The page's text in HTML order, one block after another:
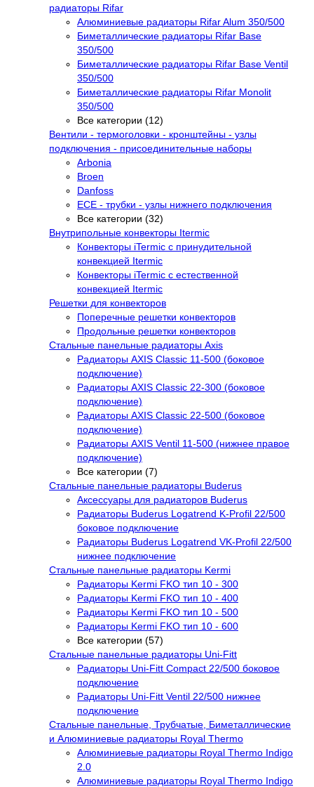
радиаторы Rifar
Алюминиевые радиаторы Rifar Alum 350/500
Биметаллические радиаторы Rifar Base
350/500
Биметаллические радиаторы Rifar Base Ventil
350/500
Биметаллические радиаторы Rifar Monolit
350/500
Все категории (12)
Вентили - термоголовки - кронштейны - узлы
подключения - присоединительные наборы
Arbonia
Broen
Danfoss
ECE - трубки - узлы нижнего подключения
Все категории (32)
Внутрипольные конвекторы Itermic
Конвекторы iTermic c принудительной
конвекцией Itermic
Конвекторы iTermic с естественной
конвекцией Itermic
Решетки для конвекторов
Поперечные решетки конвекторов
Продольные решетки конвекторов
Стальные панельные радиаторы Axis
Радиаторы AXIS Classic 11-500 (боковое
подключение)
Радиаторы AXIS Classic 22-300 (боковое
подключение)
Радиаторы AXIS Classic 22-500 (боковое
подключение)
Радиаторы AXIS Ventil 11-500 (нижнее правое
подключение)
Все категории (7)
Стальные панельные радиаторы Buderus
Аксессуары для радиаторов Buderus
Радиаторы Buderus Logatrend K-Profil 22/500
боковое подключение
Радиаторы Buderus Logatrend VK-Profil 22/500
нижнее подключение
Стальные панельные радиаторы Kermi
Радиаторы Kermi FKO тип 10 - 300
Радиаторы Kermi FKO тип 10 - 400
Радиаторы Kermi FKO тип 10 - 500
Радиаторы Kermi FKO тип 10 - 600
Все категории (57)
Стальные панельные радиаторы Uni-Fitt
Радиаторы Uni-Fitt Compact 22/500 боковое
подключение
Радиаторы Uni-Fitt Ventil 22/500 нижнее
подключение
Стальные панельные, Трубчатые, Биметаллические
и Алюминиевые радиаторы Royal Thermo
Алюминиевые радиаторы Royal Thermo Indigo
2.0
Алюминиевые радиаторы Royal Thermo Indigo